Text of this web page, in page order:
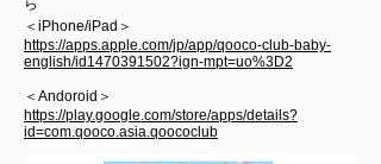
ら
＜iPhone/iPad＞
https://apps.apple.com/jp/app/qooco-club-baby-
english/id1470391502?ign-mpt=uo%3D2
＜Andoroid＞
https://play.google.com/store/apps/details?
id=com.qooco.asia.qoococlub​